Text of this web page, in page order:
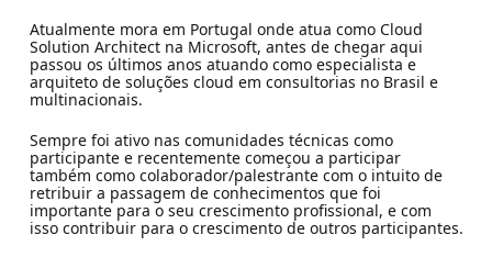
Atualmente mora em Portugal onde atua como Cloud
Solution Architect na Microsoft, antes de chegar aqui
passou os últimos anos atuando como especialista e
arquiteto de soluções cloud em consultorias no Brasil e
multinacionais.
Sempre foi ativo nas comunidades técnicas como
participante e recentemente começou a participar
também como colaborador/palestrante com o intuito de
retribuir a passagem de conhecimentos que foi
importante para o seu crescimento profissional, e com
isso contribuir para o crescimento de outros participantes.